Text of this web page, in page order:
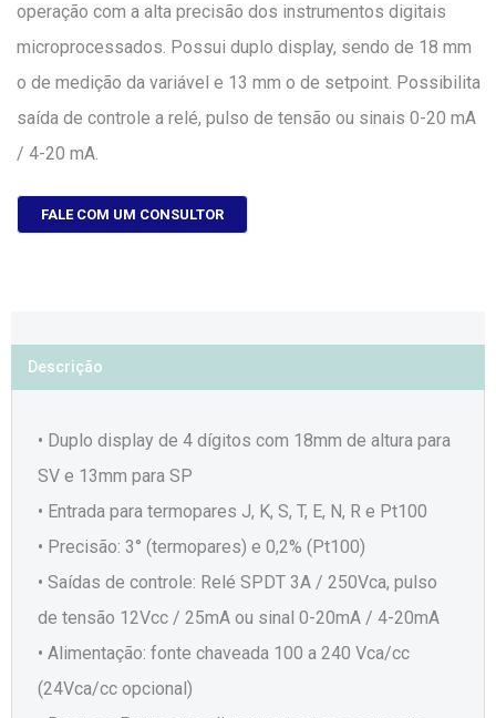
operação com a alta precisão dos instrumentos digitais
microprocessados. Possui duplo display, sendo de 18 mm
o de medição da variável e 13 mm o de setpoint. Possibilita
saída de controle a relé, pulso de tensão ou sinais 0-20 mA
/ 4-20 mA.
FALE COM UM CONSULTOR
Descrição
• Duplo display de 4 dígitos com 18mm de altura para
SV e 13mm para SP
• Entrada para termopares J, K, S, T, E, N, R e Pt100
• Precisão: 3° (termopares) e 0,2% (Pt100)
• Saídas de controle: Relé SPDT 3A / 250Vca, pulso
de tensão 12Vcc / 25mA ou sinal 0-20mA / 4-20mA
• Alimentação: fonte chaveada 100 a 240 Vca/cc
(24Vca/cc opcional)